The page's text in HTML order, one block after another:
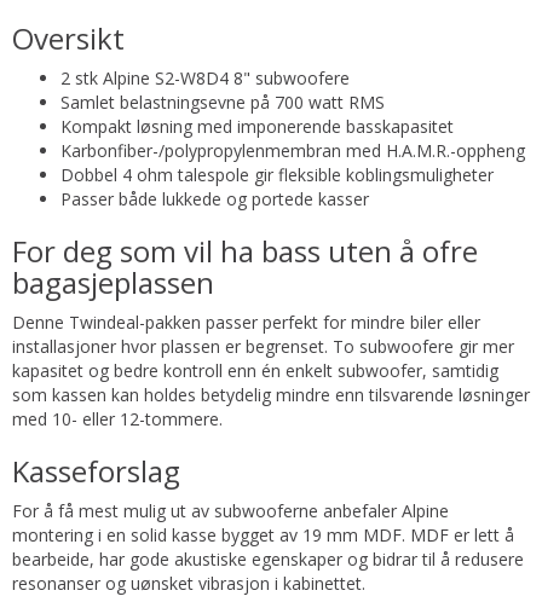
Oversikt
2 stk Alpine S2-W8D4 8" subwoofere
Samlet belastningsevne på 700 watt RMS
Kompakt løsning med imponerende basskapasitet
Karbonfiber-/polypropylenmembran med H.A.M.R.-oppheng
Dobbel 4 ohm talespole gir fleksible koblingsmuligheter
Passer både lukkede og portede kasser
For deg som vil ha bass uten å ofre
bagasjeplassen
Denne Twindeal-pakken passer perfekt for mindre biler eller
installasjoner hvor plassen er begrenset. To subwoofere gir mer
kapasitet og bedre kontroll enn én enkelt subwoofer, samtidig
som kassen kan holdes betydelig mindre enn tilsvarende løsninger
med 10- eller 12-tommere.
Kasseforslag
For å få mest mulig ut av subwooferne anbefaler Alpine
montering i en solid kasse bygget av 19 mm MDF. MDF er lett å
bearbeide, har gode akustiske egenskaper og bidrar til å redusere
resonanser og uønsket vibrasjon i kabinettet.